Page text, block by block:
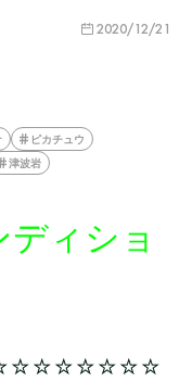
2020/12/21
ピカチュウ
津波岩
ディショ